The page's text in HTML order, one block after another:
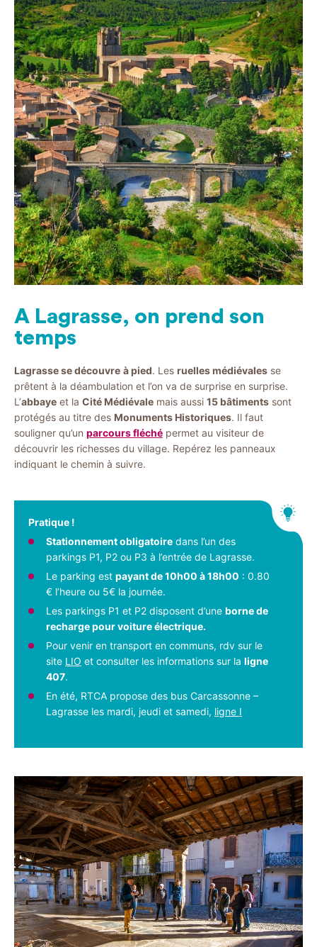
A Lagrasse, on prend son
temps
Lagrasse se découvre à pied. Les ruelles médiévales se
prêtent à la déambulation et l’on va de surprise en surprise.
L’abbaye et la Cité Médiévale mais aussi 15 bâtiments sont
protégés au titre des Monuments Historiques. Il faut
souligner qu’un parcours fléché permet au visiteur de
découvrir les richesses du village. Repérez les panneaux
indiquant le chemin à suivre.
Pratique !
Stationnement obligatoire dans l’un des
parkings P1, P2 ou P3 à l’entrée de Lagrasse.
Le parking est payant de 10h00 à 18h00 : 0.80
€ l’heure ou 5€ la journée.
Les parkings P1 et P2 disposent d’une borne de
recharge pour voiture électrique.
Pour venir en transport en communs, rdv sur le
site LIO et consulter les informations sur la ligne
407.
En été, RTCA propose des bus Carcassonne –
Lagrasse les mardi, jeudi et samedi, ligne I